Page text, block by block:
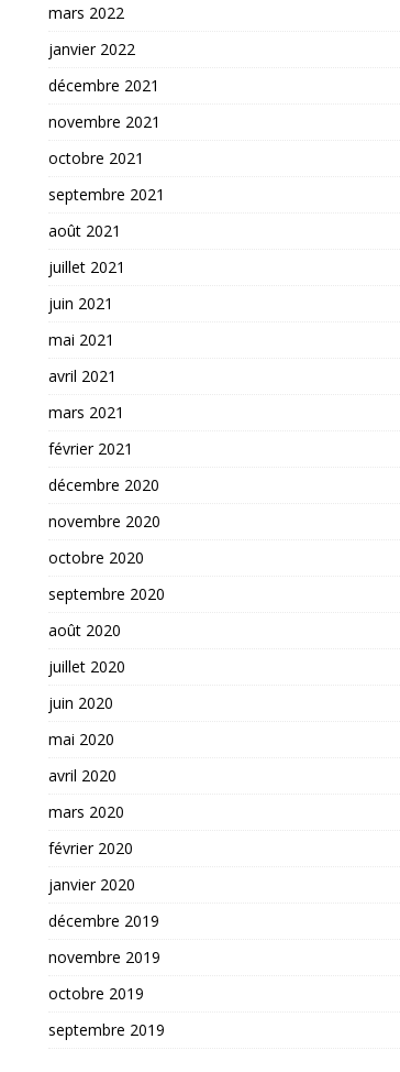
mars 2022
janvier 2022
décembre 2021
novembre 2021
octobre 2021
septembre 2021
août 2021
juillet 2021
juin 2021
mai 2021
avril 2021
mars 2021
février 2021
décembre 2020
novembre 2020
octobre 2020
septembre 2020
août 2020
juillet 2020
juin 2020
mai 2020
avril 2020
mars 2020
février 2020
janvier 2020
décembre 2019
novembre 2019
octobre 2019
septembre 2019